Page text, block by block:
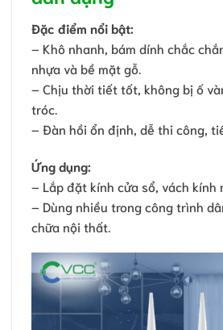
Đặc điểm nổi bật:
– Khô nhanh, bám dính chắc
nhựa và bề mặt gỗ.
– Chịu thời tiết tốt, không bị ố
tróc.
– Đàn hồi ổn định, dễ thi công,
Ứng dụng:
– Lắp đặt kính cửa sổ, vách kính
– Dùng nhiều trong công trình
chữa nội thất.